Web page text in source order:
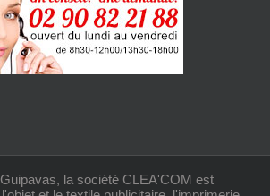
la société CLEA'COM est